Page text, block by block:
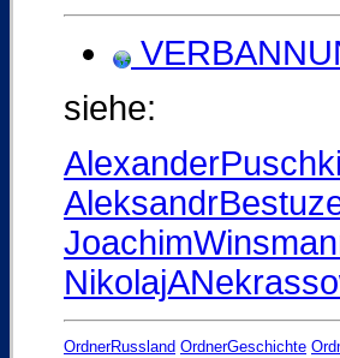
siehe:
OrdnerRussland OrdnerGeschichte